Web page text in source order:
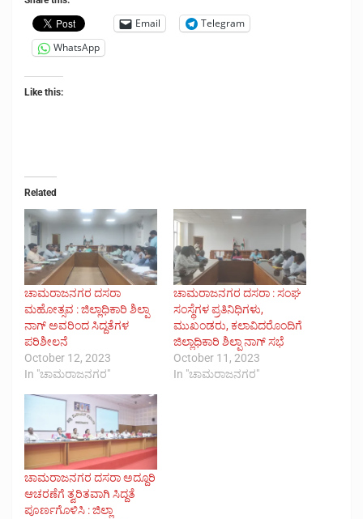
Email
Telegram
WhatsApp
Like this:
Related
ಚಾಮರಾಜನಗರ ದಸರಾ
ಮಹೋತ್ಸವ : ಜಿಲ್ಲಾಧಿಕಾರಿ ಶಿಲ್ಪಾ
ನಾಗ್ ಅವರಿಂದ ಸಿದ್ದತೆಗಳ
ಪರಿಶೀಲನೆ
October 12, 2023
In "ಚಾಮರಾಜನಗರ"
ಚಾಮರಾಜನಗರ ದಸರಾ : ಸಂಘ
ಸಂಸ್ಥೆಗಳ ಪ್ರತಿನಿಧಿಗಳು,
ಮುಖಂಡರು, ಕಲಾವಿದರೊಂದಿಗೆ
ಜಿಲ್ಲಾಧಿಕಾರಿ ಶಿಲ್ಪಾ ನಾಗ್ ಸಭೆ
October 11, 2023
In "ಚಾಮರಾಜನಗರ"
ಚಾಮರಾಜನಗರ ದಸರಾ ಅದ್ದೂರಿ
ಆಚರಣೆಗೆ ತ್ವರಿತವಾಗಿ ಸಿದ್ದತೆ
ಪೂರ್ಣಗೊಳಿಸಿ : ಜಿಲ್ಲಾ